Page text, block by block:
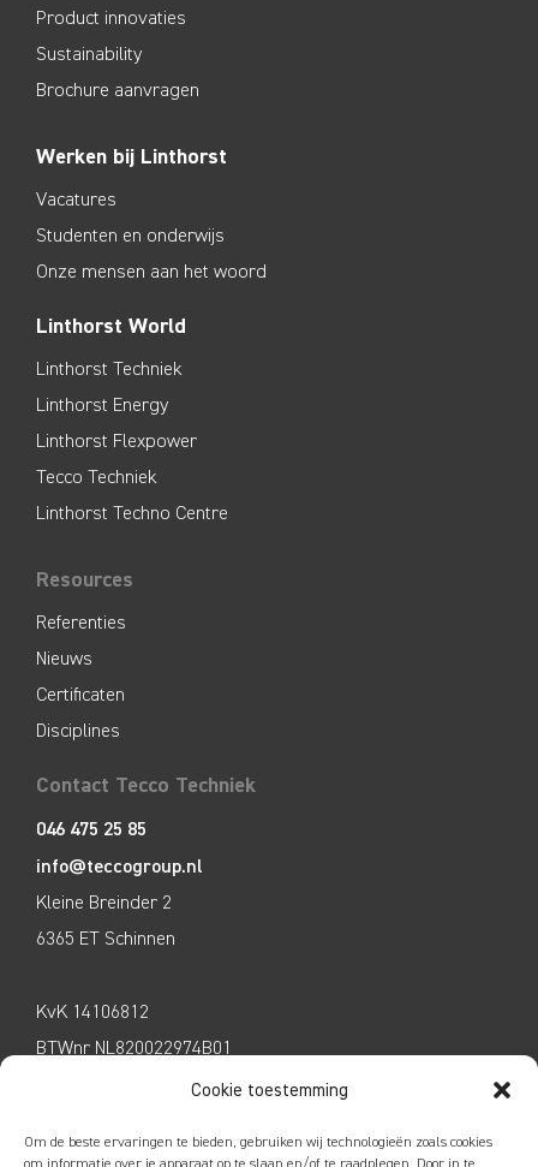
Cookie toestemming
Om de beste ervaringen te bieden, gebruiken wij technologieën zoals cookies
Product innovaties
Sustainability
Brochure aanvragen
Werken bij Linthorst
Vacatures
Studenten en onderwijs
Onze mensen aan het woord
Linthorst World
Linthorst Techniek
Linthorst Energy
Linthorst Flexpower
Tecco Techniek
Linthorst Techno Centre
Resources
Referenties
Nieuws
Certificaten
Disciplines
Contact Tecco Techniek
046 475 25 85
info@teccogroup.nl
Kleine Breinder 2
6365 ET Schinnen
KvK 14106812
BTWnr NL820022974B01